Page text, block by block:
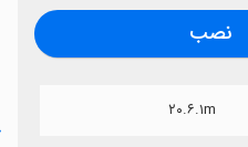
نصب
۲۰.۶.۱m